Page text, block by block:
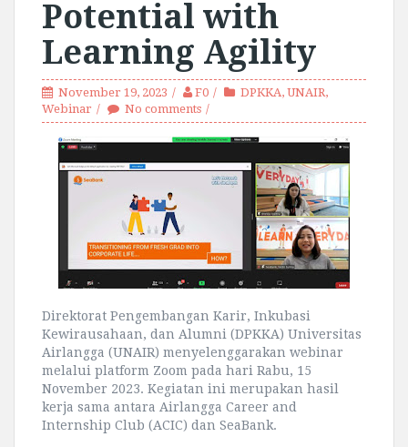
Potential with
Learning Agility
November 19, 2023 F0 DPKKA, UNAIR,
Webinar
No comments
Direktorat Pengembangan Karir, Inkubasi
Kewirausahaan, dan Alumni (DPKKA) Universitas
Airlangga (UNAIR) menyelenggarakan webinar
melalui platform Zoom pada hari Rabu, 15
November 2023. Kegiatan ini merupakan hasil
kerja sama antara Airlangga Career and
Internship Club (ACIC) dan SeaBank.